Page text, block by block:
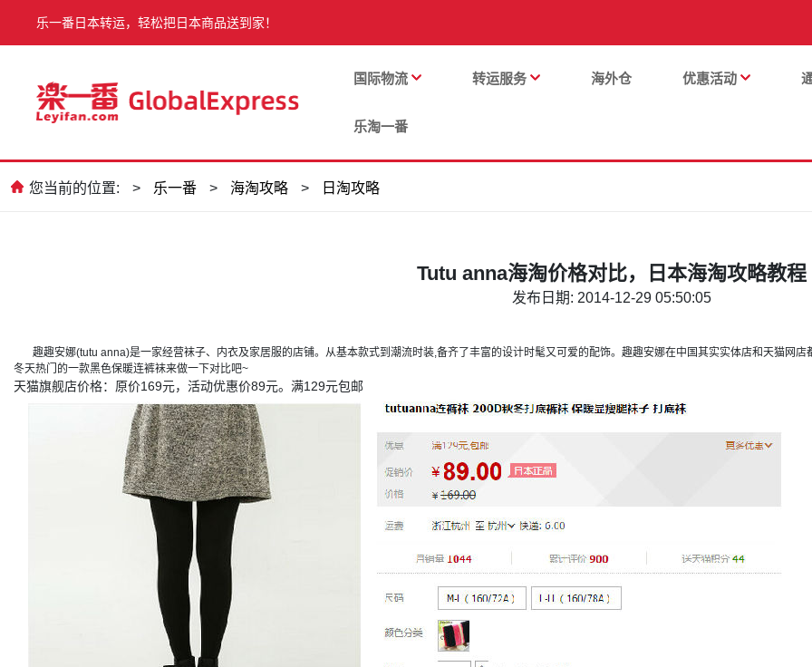
乐一番日本转运，轻松把日本商品送到家！
国际物流 转运服务 海外仓 优惠活动
乐淘一番
您当前的位置: > 乐一番 > 海淘攻略 > 日淘攻略
Tutu anna海淘价格对比，日本海淘攻略教程
发布日期: 2014-12-29 05:50:05
趣趣安娜(tutu anna)是一家经营袜子、内衣及家居服的店铺。从基本款式到潮流时装,备齐了丰富的设计时髦又可爱的配饰。趣趣安娜在中国其实实体店和天猫网
冬天热门的一款黑色保暖连裤袜来做一下对比吧~
天猫旗舰店价格：原价169元，活动优惠价89元。满129元包邮